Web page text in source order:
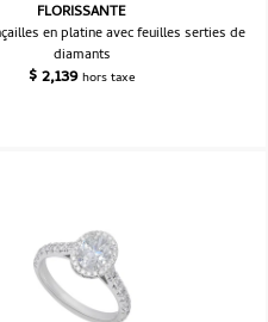
FLORISSANTE
en platine avec feuilles serties de
diamants
$2,139 hors taxe